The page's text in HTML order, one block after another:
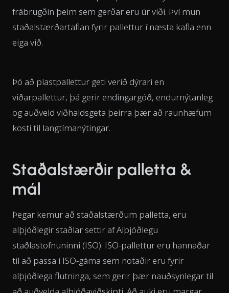
frábrugðin þeim sem gerðar eru úr viði. Því mun
staðalstærðartaflan fyrir pallettur í næsta kafla enn
eiga við.
Þó að plastpallettur geti verið dýrari en
viðarpallettur, þá gerir endingargóð, endurnýtanleg
og auðveld viðhaldsgeta þeirra þær að raunhæfum
kosti til langtímanýtingar.
Staðalstærðir palletta &
mál
Þegar kemur að staðalstærðum palletta, eru
alþjóðlegir staðlar settir af Alþjóðlegu
staðlastofnuninni (ISO). ISO-pallettur eru hannaðar
til að passa í ISO-gáma sem notaðir eru fyrir
alþjóðlega flutninga, sem gerir þær nauðsynlegar til